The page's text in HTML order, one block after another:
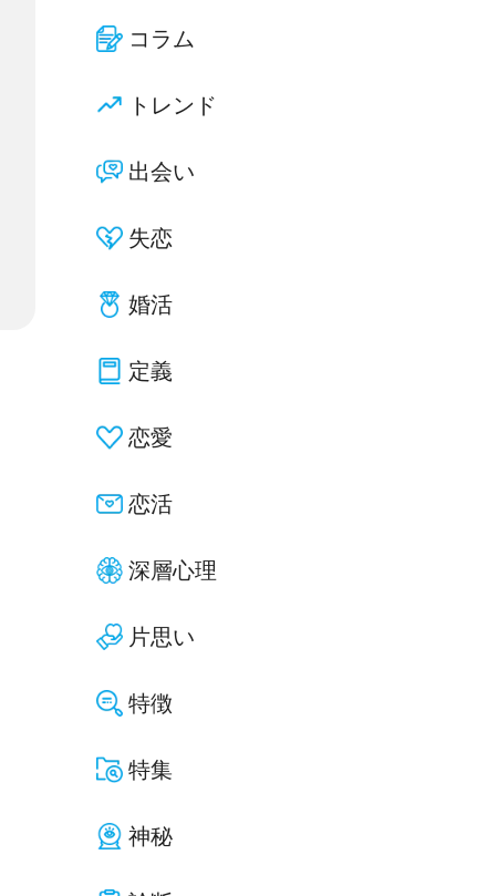
コラム
トレンド
出会い
失恋
婚活
定義
恋愛
恋活
深層心理
片思い
特徴
特集
神秘